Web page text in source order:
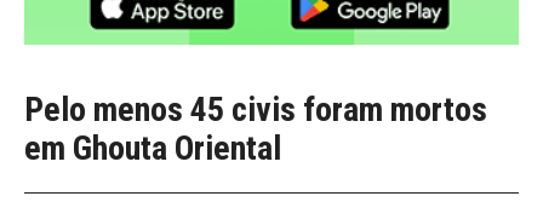
Pelo menos 45 civis foram mortos
em Ghouta Oriental